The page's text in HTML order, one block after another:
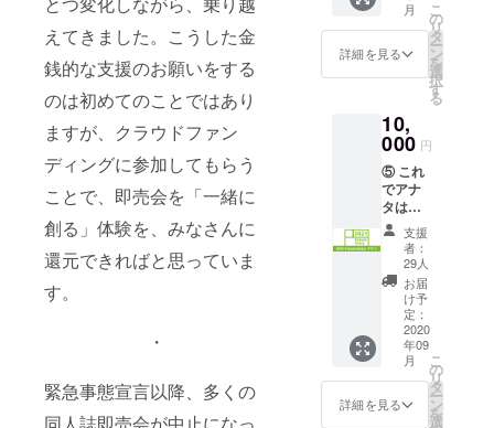
えてきました。こうした金
銭的な支援のお願いをする
のは初めてのことではあり
ますが、クラウドファン
ディングに参加してもらう
ことで、即売会を「一緒に
創る」体験を、みなさんに
還元できればと思っていま
す。
・
緊急事態宣言以降、多くの
の場を、再
び参加者と
一緒に作り
上げる」
ハレの日を
祝い、みな
で楽しむ」
という想い
を込めまし
た。コロナ
への反撃の
狼煙を上げ
ましょう！
DOJIN IS
NEVER
DEAD!!
前をご
記入く
デザイ
なって
いま
ターン
内容】
◆Creat
ion: Re-
creatio
n ロゴ
入りタ
オル
（W860
×H340)
◆御礼
＋限定
レポー
トメー
ル ※サ
2020
ルとこ
のTシャ
ツを作
に作っ
たの
段使い
できる
はずで
す。サ
イズも
選べま
す 。
【リ
ターン
内容】
◆Creat
ion: Re-
n ロゴ
りしま
す。 ま
だ先の
催する
のかは
決まっ
ていな
いので
すが、
最大3回
お使い
いただ
けま
す。来
年はサ
ンクリ
にたく
さん来
るぞ！
という
ヒスト
リーガ
チャプ
ラン」
①に加
2020Su
mmer
当日に
大好評
だった
「クリ
エイ
ション
ヒスト
リーガ
チャ」
サンク
リ賞・
歴代カ
タログ
表紙イ
ラスト
月
詳細を見る
こ
の
リ
タ
ー
ン
を
選
択
す
る
10,
000 円
⑤ これ
でアナ
タは参
加確
定！
「2021
Future
Entry
プラ
ン」 ①
に加え
て、
2021年
のサン
クリの
支援
者：
29人
お届
け予
定：
2020
年09
月
詳細を見る
こ
の
リ
タ
ー
ン
を
選